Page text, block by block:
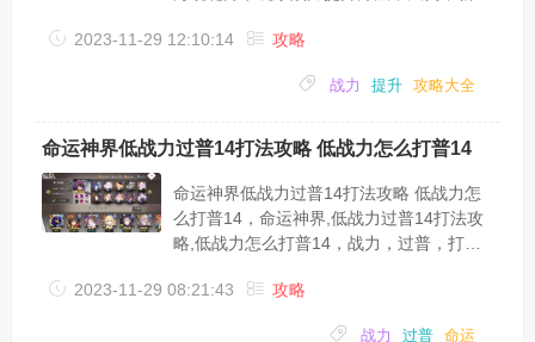
海镜花中新手玩家还是比较多的，那么到底
花新手开局攻略大全能帮到大家。山海镜花
力，想要变强主要在于镜灵升蝶（升级）、
身经验升级，升级以后才能解锁后面的副本
关卡，主线必做，然后跟着支线任务走，别
小看支线任务，...
2023-11-29 12:10:14 攻略
战力 提升 攻略大全
命运神界低战力过普14打法攻略 低战力怎么打普14
命运神界低战力过普14打法攻略 低战力怎
么打普14，命运神界,低战力过普14打法攻
略,低战力怎么打普14，战力，过普，打
怎么过普14呢？很多玩家都不清楚，接下来
2023-11-29 08:21:43 攻略
战力 过普 命运